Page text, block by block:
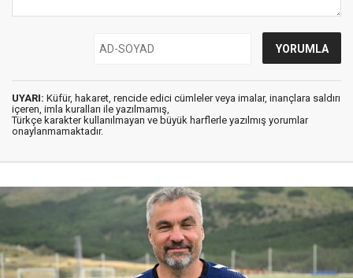
UYARI: Küfür, hakaret, rencide edici cümleler veya imalar, inançlara saldırı
içeren, imla kuralları ile yazılmamış,
Türkçe karakter kullanılmayan ve büyük harflerle yazılmış yorumlar
onaylanmamaktadır.